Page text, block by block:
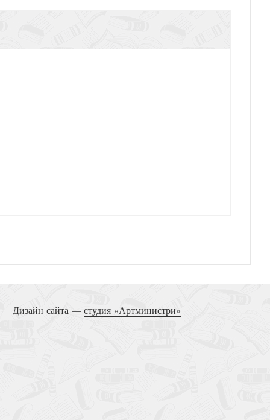
Дизайн сайта —студия «Артминистри»